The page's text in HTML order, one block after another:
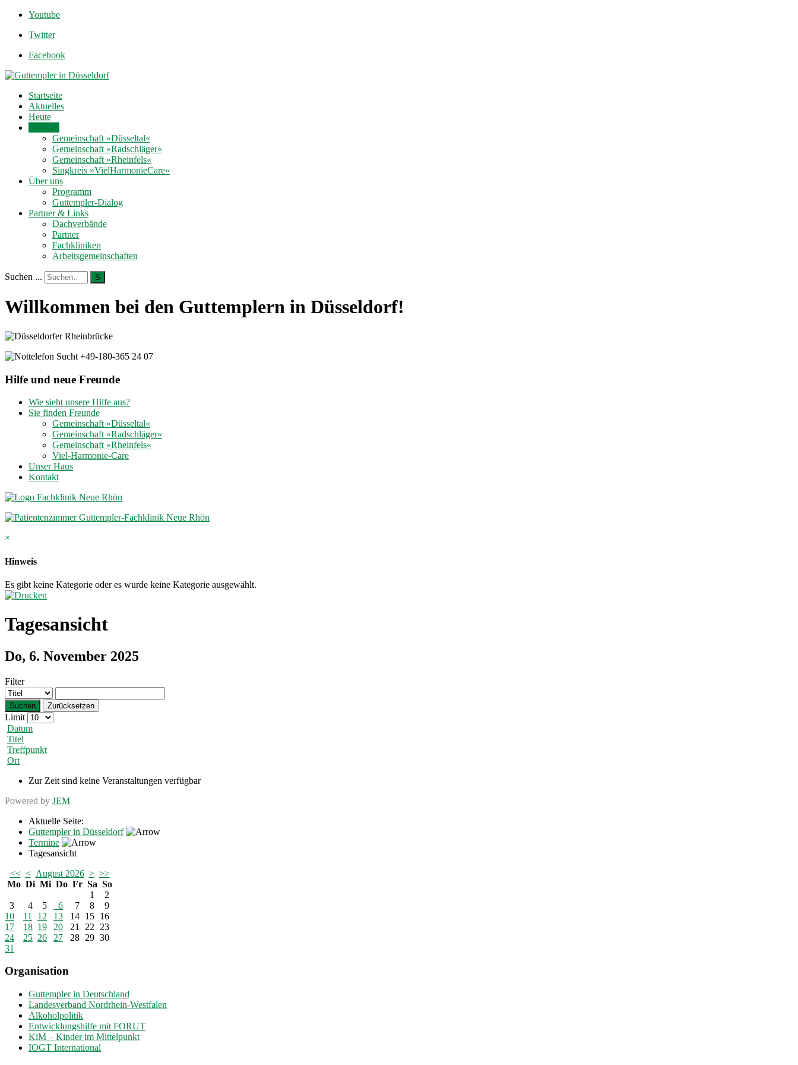
Youtube
Twitter
Facebook
Startseite
Aktuelles
Heute
Gemeinschaft »Düsseltal«
Gemeinschaft »Radschläger«
Gemeinschaft »Rheinfels«
Singkreis »VielHarmonieCare«
Über uns
Programm
Guttempler-Dialog
Partner & Links
Dachverbände
Partner
Fachkliniken
Arbeitsgemeinschaften
Suchen ... S
Willkommen bei den Guttemplern in Düsseldorf!
Hilfe und neue Freunde
Wie sieht unsere Hilfe aus?
Sie finden Freunde
Gemeinschaft »Düsseltal«
Gemeinschaft »Radschläger«
Gemeinschaft »Rheinfels«
Viel-Harmonie-Care
Unser Haus
Kontakt
×
Hinweis
Es gibt keine Kategorie oder es wurde keine Kategorie ausgewählt.
Tagesansicht
Do, 6. November 2025
Filter
Suchen Zurücksetzen
Limit
Datum
Titel
Treffpunkt
Ort
Zur Zeit sind keine Veranstaltungen verfügbar
Powered by JEM
Aktuelle Seite:
Guttempler in Düsseldorf
Termine
Tagesansicht
<< < August 2026 > >>
Mo Di Mi Do Fr Sa So
1
2
3
4 5 6 7 8
9
10
11 12 13 14 15 16
17
18 19 20 21 22
23
24
25 26 27 28 29 30
31
Organisation
Guttempler in Deutschland
Landesverband Nordrhein-Westfalen
Alkoholpolitik
Entwicklungshilfe mit FORUT
KiM – Kinder im Mittelpunkt
IOGT International